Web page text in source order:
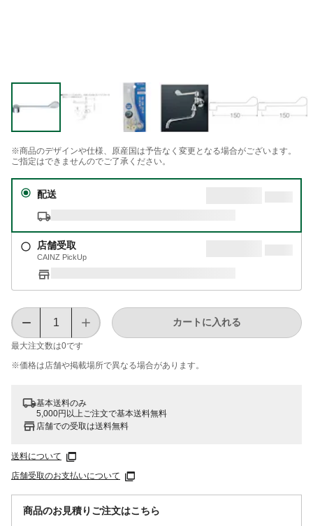
※商品のデザインや仕様、原産国は予告なく変更となる場合がございます。
ご指定はできませんのでご了承ください。
配送
店舗受取
CAINZ PickUp
最大注文数は0です
カートに入れる
※価格は​店舗や​掲載場所で​異なる​場合が​あります。
基本送料のみ
5,000円以上ご注文で基本送料無料
店舗での受取は送料無料
送料について
店舗受取のお支払いについて
商品のお見積りご注文はこちら